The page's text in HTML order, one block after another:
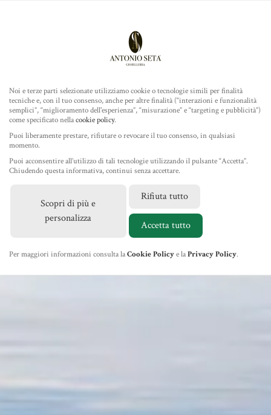
ROLEX
TUDOR
GIOIELLERIA
IL NEGOZIO
NEWS
CONTATTI
Noi e terze parti selezionate utilizziamo cookie o tecnologie simili per finalità
tecniche e, con il tuo consenso, anche per altre finalità (“interazioni e funzionalità
semplici”, “miglioramento dell'esperienza”, “misurazione” e “targeting e pubblicità”)
come specificato nellacookie policy.
Puoi liberamente prestare, rifiutare o revocare il tuo consenso, in qualsiasi
momento.
Puoi acconsentire all’utilizzo di tali tecnologie utilizzando il pulsante “Accetta”.
Chiudendo questa informativa, continui senza accettare.
Scopri di più e
personalizza
Rifiuta tutto
Accetta tutto
Per maggiori informazioni consulta laCookie Policye laPrivacy Policy.